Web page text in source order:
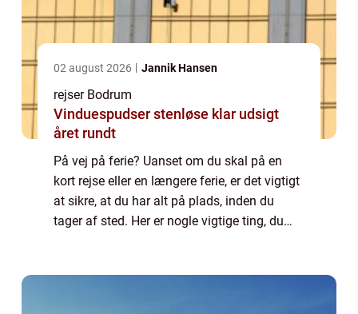
02 august 2026 Jannik Hansen
rejser Bodrum
Vinduespudser stenløse klar udsigt
året rundt
På vej på ferie? Uanset om du skal på en
kort rejse eller en længere ferie, er det vigtigt
at sikre, at du har alt på plads, inden du
tager af sted. Her er nogle vigtige ting, du